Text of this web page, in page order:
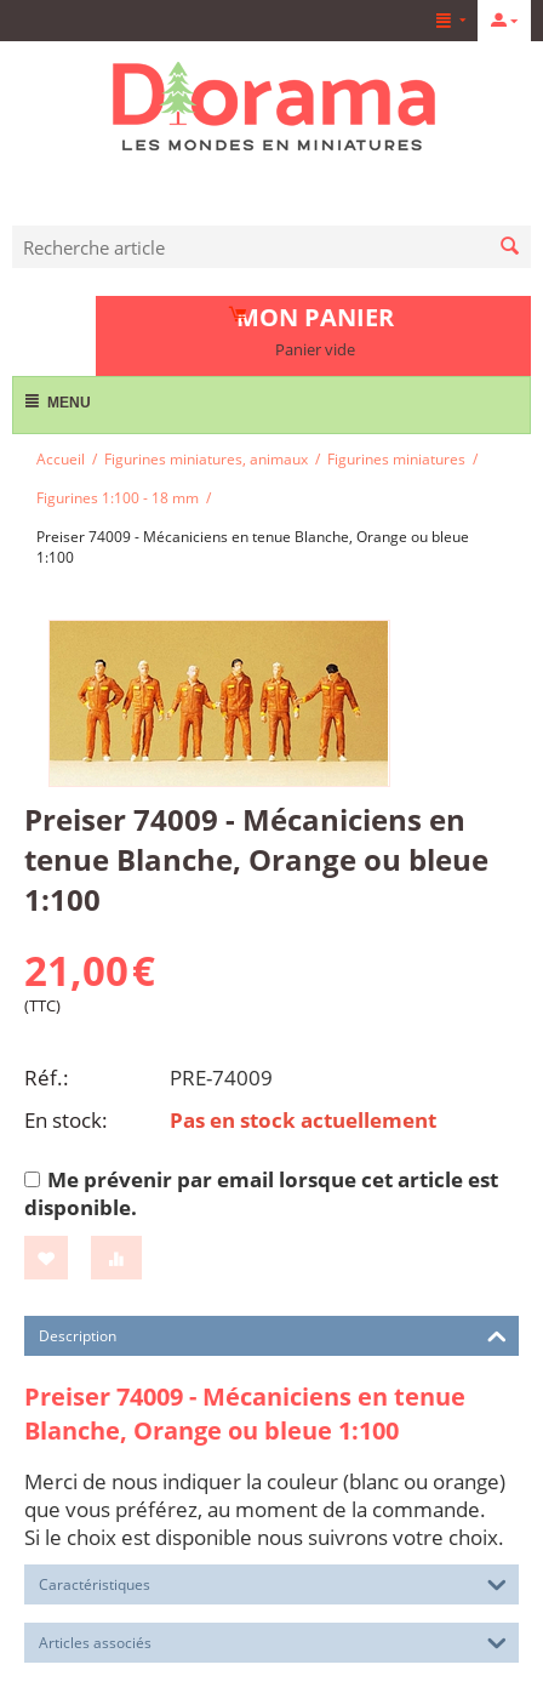
MON PANIER
Panier vide
MENU
Accueil / Figurines miniatures, animaux / Figurines miniatures /
Figurines 1:100 - 18 mm /
Preiser 74009 - Mécaniciens en tenue Blanche, Orange ou bleue
1:100
Preiser 74009 - Mécaniciens en
tenue Blanche, Orange ou bleue
1:100
21,00€
(TTC)
Réf.:
PRE-74009
En stock:
Pas en stock actuellement
Me prévenir par email lorsque cet article est
disponible.
Description
Preiser 74009 - Mécaniciens en tenue
Blanche, Orange ou bleue 1:100
Merci de nous indiquer la couleur (blanc ou orange)
que vous préférez, au moment de la commande.
Si le choix est disponible nous suivrons votre choix.
Caractéristiques
Articles associés